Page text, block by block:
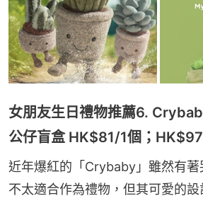
女朋友生日禮物推薦6.
公仔盲盒 HK$81/1個；
近年爆紅的「Crybaby」雖然有著
不太適合作為禮物，但其可愛的